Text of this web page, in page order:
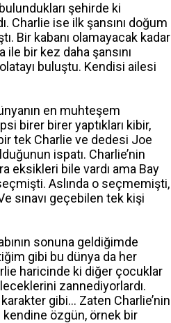
şehirde ki
Charlie ise ilk şansını doğum
Bir kabanı olamayacak kadar
ile bir kez daha şansını
buluştu. Kendisi ailesi
en muhteşem
birer birer yaptıkları kibir,
tek Charlie ve dedesi Joe
ispatı. Charlie’nin
eksikleri bile vardı ama Bay
Aslında o seçmemişti,
sınavı geçebilen tek kişi
sonuna geldiğimde
gibi bu dünya da her
haricinde ki diğer çocuklar
zannediyorlardı.
gibi… Zaten Charlie’nin
kendine özgün, örnek bir